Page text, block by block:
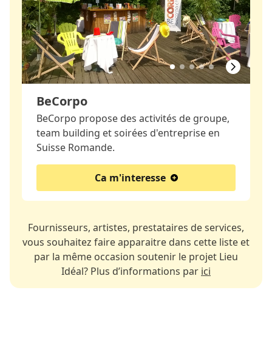
BeCorpo
BeCorpo propose des activités de groupe,
team building et soirées d'entreprise en
Suisse Romande.
Ca m'interesse
Fournisseurs, artistes, prestataires de services,
vous souhaitez faire apparaitre dans cette liste et
par la même occasion soutenir le projet Lieu
Idéal? Plus d’informations par ici